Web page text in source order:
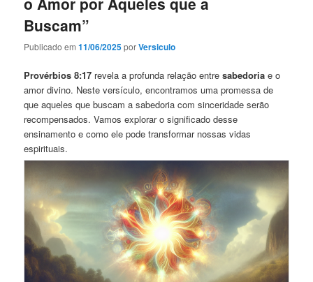
Buscam”
Publicado em11/06/2025porVersiculo
Provérbios 8:17 revela a profunda relação entresabedoria e o
amor divino. Neste versículo, encontramos uma promessa de
que aqueles que buscam a sabedoria com sinceridade serão
recompensados. Vamos explorar o significado desse
ensinamento e como ele pode transformar nossas vidas
espirituais.